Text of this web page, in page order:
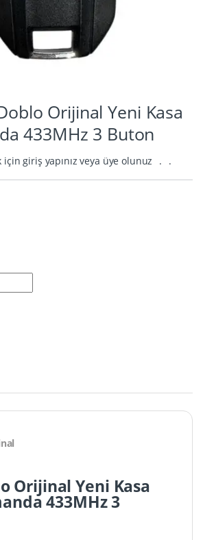
Orijinal Yeni Kasa
433MHz 3 Buton
giriş yapınız veya üye olunuz . .
Yeni Kasa NCF Kumanda 433MHz 3
Orijinal Yeni Kasa
433MHz 3